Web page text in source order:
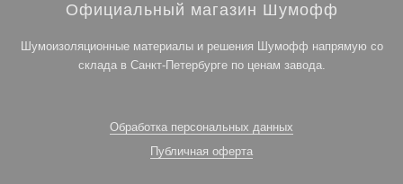
Официальный магазин Шумофф
Шумоизоляционные материалы и решения Шумофф напрямую со
склада в Санкт-Петербурге по ценам завода.
Обработка персональных данных
Публичная оферта